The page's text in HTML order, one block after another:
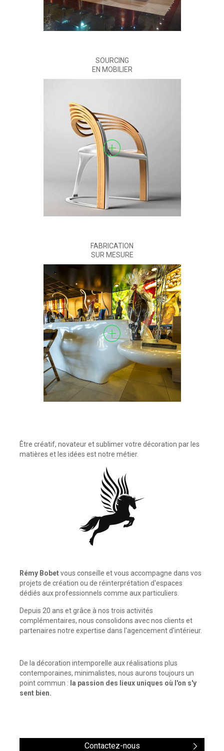
SOURCING
EN MOBILIER
FABRICATION
SUR MESURE
Être créatif, novateur et sublimer votre décoration par les
matières et les idées est notre métier.
Rémy Bobetvous conseille et vous accompagne dans vos
projets de création ou de réinterprétation d'espaces
dédiés aux professionnels comme aux particuliers.
Depuis 20 ans et grâce à nos trois activités
complémentaires, nous consolidons avec nos clients et
partenaires notre expertise dans l'agencement d'intérieur.
De la décoration intemporelle aux réalisations plus
contemporaines, minimalistes, nous aurons toujours un
point commun : la passion des lieux uniques où l'on s'y
sent bien.
Contactez-nous